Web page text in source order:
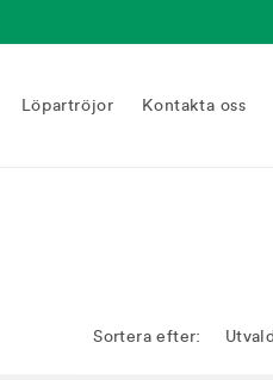
Löpartröjor Kontakta oss
Sortera efter: